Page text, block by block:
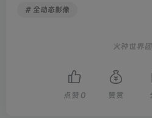
# 全动态影像
火种世界
点赞 0 赞赏